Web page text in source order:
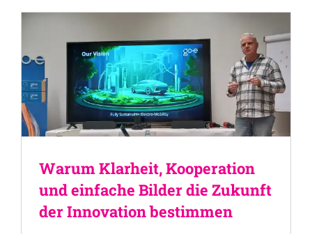
Warum Klarheit, Kooperation
und einfache Bilder die Zukunft
der Innovation bestimmen